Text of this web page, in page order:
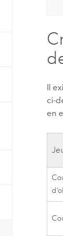
Il
ci-
en